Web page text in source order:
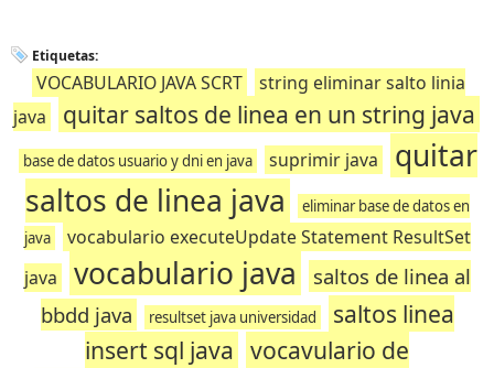
Etiquetas:
VOCABULARIO JAVA SCRT
string eliminar salto linia
java
quitar saltos de linea en un string java
base de datos usuario y dni en java suprimir java
quitar
saltos de linea java
eliminar base de datos en
java
vocabulario executeUpdate Statement ResultSet
java
vocabulario java
saltos de linea al
bbdd java
resultset java universidad
saltos linea
insert sql java vocavulario de